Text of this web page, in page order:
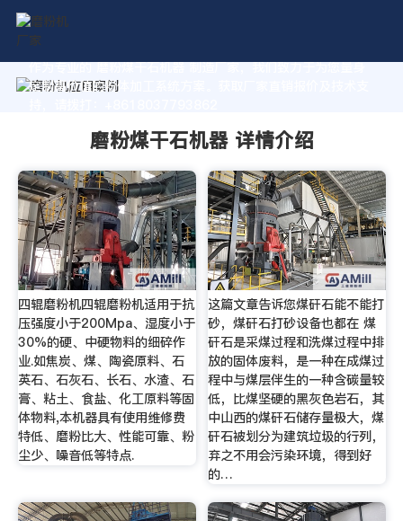
作为专业的 磨粉煤干石机器 制造厂家，我们致力于为您量身
定制高价值的粉体加工系统方案。获取厂家直销报价及技术支
磨粉煤干石机器 详情介绍
四辊磨粉机四辊磨粉机适用于抗
压强度小于200Mpa、湿度小于
30%的硬、中硬物料的细碎作
业.如焦炭、煤、陶瓷原料、石
英石、石灰石、长石、水渣、石
膏、粘土、食盐、化工原料等固
体物料,本机器具有使用维修费
特低、磨粉比大、性能可靠、粉
尘少、噪音低等特点.
这篇文章告诉您煤矸石能不能打
砂，煤矸石打砂设备也都在 煤
矸石是采煤过程和洗煤过程中排
放的固体废料，是一种在成煤过
程中与煤层伴生的一种含碳量较
低，比煤坚硬的黑灰色岩石，其
中山西的煤矸石储存量极大，煤
矸石被划分为建筑垃圾的行列，
弃之不用会污染环境，得到好
的…